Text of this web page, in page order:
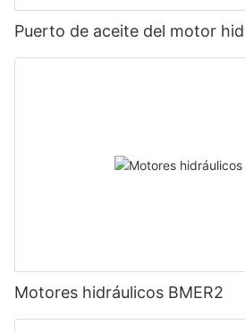
Puerto de aceite del motor
Motores hidráulicos BMER2